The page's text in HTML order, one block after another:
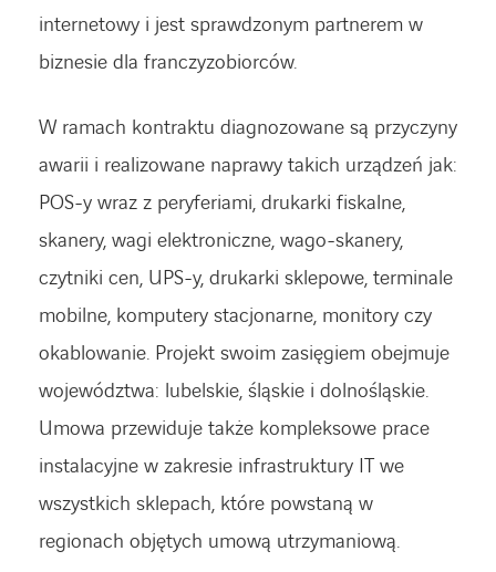
internetowy i jest sprawdzonym partnerem w
biznesie dla franczyzobiorców.
W ramach kontraktu diagnozowane są przyczyny
awarii i realizowane naprawy takich urządzeń jak:
POS-y wraz z peryferiami, drukarki fiskalne,
skanery, wagi elektroniczne, wago-skanery,
czytniki cen, UPS-y, drukarki sklepowe, terminale
mobilne, komputery stacjonarne, monitory czy
okablowanie. Projekt swoim zasięgiem obejmuje
województwa: lubelskie, śląskie i dolnośląskie.
Umowa przewiduje także kompleksowe prace
instalacyjne w zakresie infrastruktury IT we
wszystkich sklepach, które powstaną w
regionach objętych umową utrzymaniową.